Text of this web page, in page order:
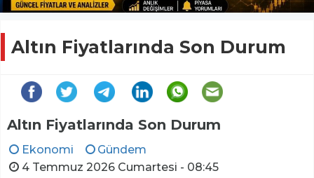
Altın Fiyatlarında Son Durum
Altın Fiyatlarında Son Durum
Ekonomi
Gündem
4 Temmuz 2026 Cumartesi - 08:45